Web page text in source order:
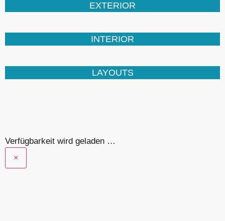
EXTERIOR
INTERIOR
LAYOUTS
Verfügbarkeit wird geladen …
×